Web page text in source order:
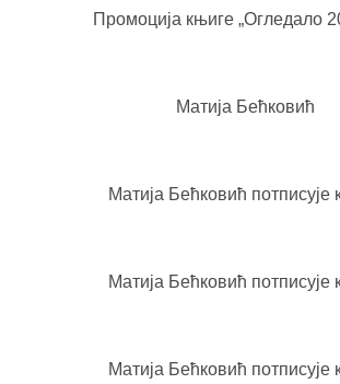
Промоција књиге „Огледало
Матија Бећковић
Матија Бећковић потписује
Матија Бећковић потписује
Матија Бећковић потписује